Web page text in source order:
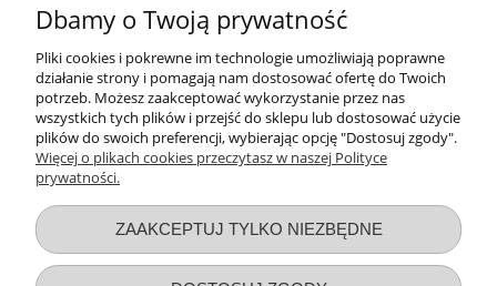
które błyskawicznie przywrócą włosom blask i zdrowy wygląd.
Kosmetyki tej marki zadbają również o cerę. Płyn Micelarny nie
tylko dokładnie ją oczyści, ale również odświeży i odpowiednio
nawilży.
Oferowane w naszym sklepie produkty dla mam to praktyczne
akcesoria, które przydadzą się każdej kobiecie. To niezwykle
funkcjonalne przedmioty ułatwiające codzienne życie.
Dbamy o Twoją prywatność
Pliki cookies i pokrewne im technologie umożliwiają poprawne
działanie strony i pomagają nam dostosować ofertę do Twoich
potrzeb. Możesz zaakceptować wykorzystanie przez nas
wszystkich tych plików i przejść do sklepu lub dostosować użycie
plików do swoich preferencji, wybierając opcję "Dostosuj zgody".
Więcej o plikach cookies przeczytasz w naszej Polityce
prywatności.
ZAAKCEPTUJ TYLKO NIEZBĘDNE